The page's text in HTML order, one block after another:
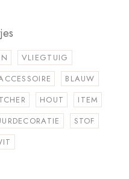
VLIEGTUIG
BLAUW
HOUT
ITEM
STOF